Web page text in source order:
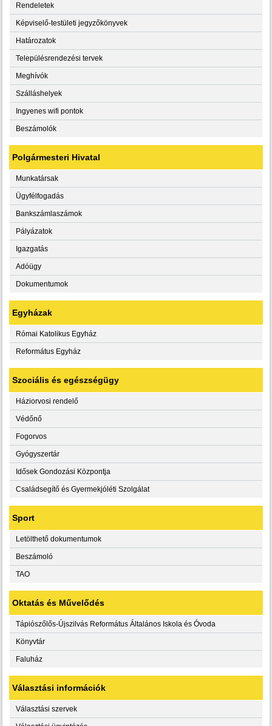
Rendeletek
Képviselő-testületi jegyzőkönyvek
Határozatok
Településrendezési tervek
Meghívók
Szálláshelyek
Ingyenes wifi pontok
Beszámolók
Polgármesteri Hivatal
Munkatársak
Ügyfélfogadás
Bankszámlaszámok
Pályázatok
Igazgatás
Adóügy
Dokumentumok
Egyházak
Római Katolikus Egyház
Református Egyház
Szociális és egészségügy
Háziorvosi rendelő
Védőnő
Fogorvos
Gyógyszertár
Idősek Gondozási Központja
Családsegítő és Gyermekjóléti Szolgálat
Sport
Letölthető dokumentumok
Beszámoló
TAO
Oktatás és Művelődés
Tápiószőlős-Újszilvás Református Általános Iskola és Óvoda
Könyvtár
Faluház
Választási információk
Választási szervek